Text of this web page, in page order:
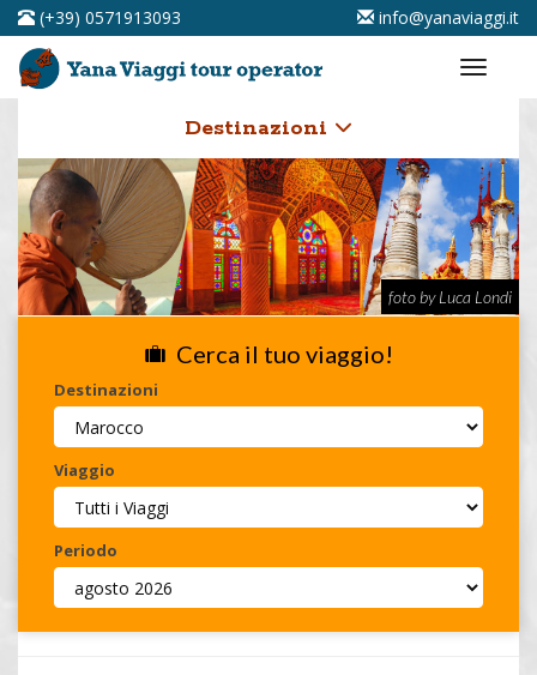
(+39) 0571913093 info@yanaviaggi.it
Destinazioni
foto by Luca Londi
Cerca il tuo viaggio!
Destinazioni
Viaggio
Periodo